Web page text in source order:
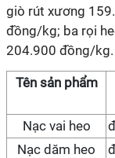
giò rút xương
đồng/kg; ba rọi
204.900 đồng/kg.
Tên sản phẩm
Nạc vai heo
Nạc dăm heo